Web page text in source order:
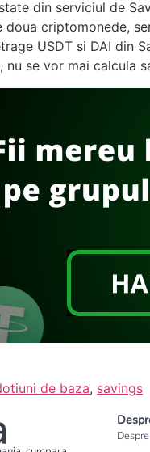
din serviciul de
doua criptomonede,
USDT si DAI din
nu se vor mai calcula
de baza, savings